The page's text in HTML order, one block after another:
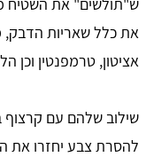
את כלל שאריות הדבק,
אציטון, טרמפנטין וכן
שילוב שלהם עם קרצוף
להסרת צבע יחזרו את